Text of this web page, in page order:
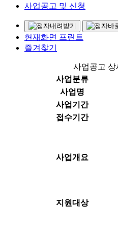
사업공고 및 신청
현재화면 프린트
즐겨찾기
사업공고 상
사업분류
사업명
사업기간
접수기간
사업개요
지원대상